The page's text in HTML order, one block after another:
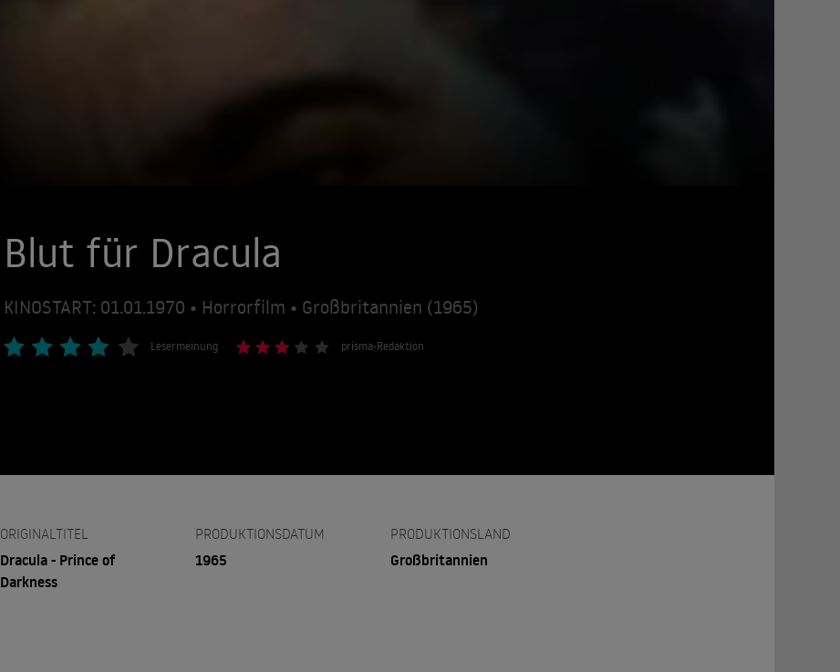
Blut für Dracula
KINOSTART: 01.01.1970 • Horrorfilm • Großbritannien (1965)
Lesermeinung prisma-Redaktion
ORIGINALTITEL
Dracula - Prince of
Darkness
PRODUKTIONSDATUM
1965
PRODUKTIONSLAND
Großbritannien